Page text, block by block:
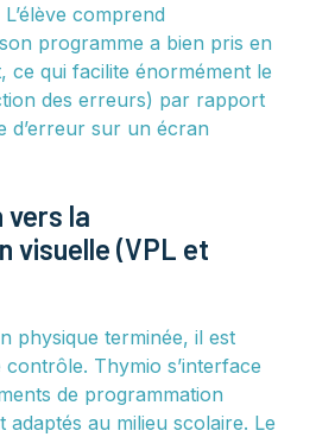
comprend
programme a bien pris en
ce qui facilite énormément le
des erreurs) par rapport
d’erreur sur un écran
vers la
visuelle (VPL et
physique terminée, il est
Thymio s’interface
de programmation
adaptés au milieu scolaire. Le